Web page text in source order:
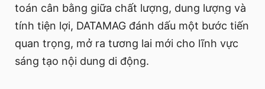
toán cân bằng giữa chất lượng, dung lượng và
tính tiện lợi, DATAMAG đánh dấu một bước tiến
quan trọng, mở ra tương lai mới cho lĩnh vực
sáng tạo nội dung di động.